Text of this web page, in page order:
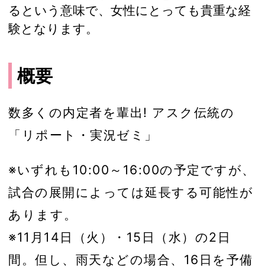
るという意味で、女性にとっても貴重な経
験となります。
概要
数多くの内定者を輩出! アスク伝統の
「リポート・実況ゼミ」
※いずれも10:00～16:00の予定ですが、
試合の展開によっては延長する可能性が
あります。
※11月14日（火）・15日（水）の2日
間。但し、雨天などの場合、16日を予備